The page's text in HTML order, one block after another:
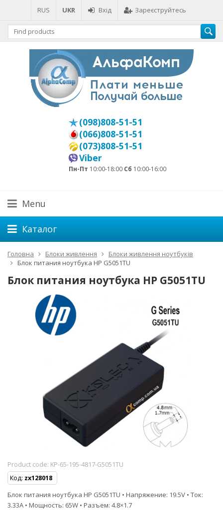
RUS UKR Вхід Зареєструйтесь
(098)808-51-51
(066)808-51-51
(073)808-51-51
Viber
Пн-Пт 10:00-18:00 Сб 10:00-16:00
Menu
Каталог
Головна Блоки живлення
Блоки живлення ноутбуків
Блок питания ноутбука HP G5051TU
Блок питания ноутбука HP G5051TU
Product code: KP-65-195-4817-G5051TU
Код: zx128018
Блок питания ноутбука HP G5051TU • Напряжение: 19.5V • Ток:
3.33A • Мощность: 65W • Разъем: 4.8×1.7